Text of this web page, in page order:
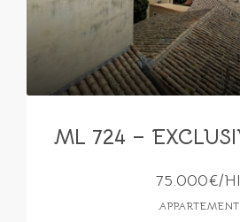
75.000€/HI
APPARTEMENT